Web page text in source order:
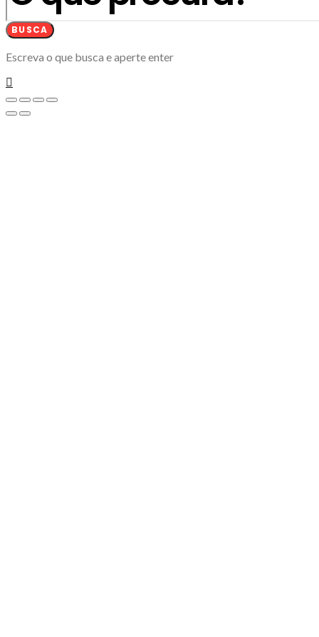
BUSCA
Escreva o que busca e aperte enter